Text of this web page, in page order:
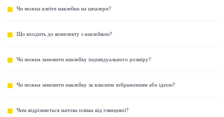
Чи можна клеїти наклейки на шпалери?
Що входить до комплекту з наклейкою?
Чи можна замовити наклейку індивідуального розміру?
Чи можна замовити наклейку за власним зображенням або ідеєю?
Чим відрізняється матова плівка від глянцевої?